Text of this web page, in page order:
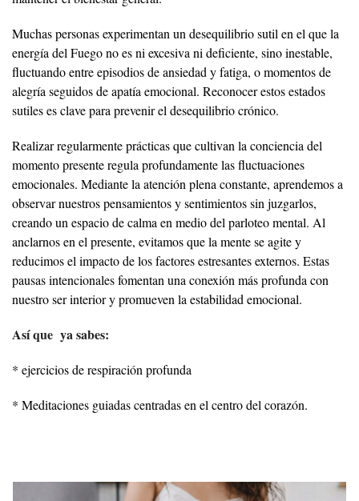
Muchas personas experimentan un desequilibrio sutil en el que la
energía del Fuego no es ni excesiva ni deficiente, sino inestable,
fluctuando entre episodios de ansiedad y fatiga, o momentos de
alegría seguidos de apatía emocional. Reconocer estos estados
sutiles es clave para prevenir el desequilibrio crónico.
Realizar regularmente prácticas que cultivan la conciencia del
momento presente regula profundamente las fluctuaciones
emocionales. Mediante la atención plena constante, aprendemos a
observar nuestros pensamientos y sentimientos sin juzgarlos,
creando un espacio de calma en medio del parloteo mental. Al
anclarnos en el presente, evitamos que la mente se agite y
reducimos el impacto de los factores estresantes externos. Estas
pausas intencionales fomentan una conexión más profunda con
nuestro ser interior y promueven la estabilidad emocional.
Así que ya sabes:
* ejercicios de respiración profunda
* Meditaciones guiadas centradas en el centro del corazón.